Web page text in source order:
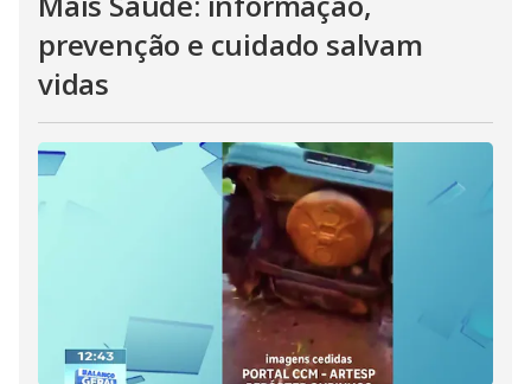
prevenção e cuidado salvam
vidas